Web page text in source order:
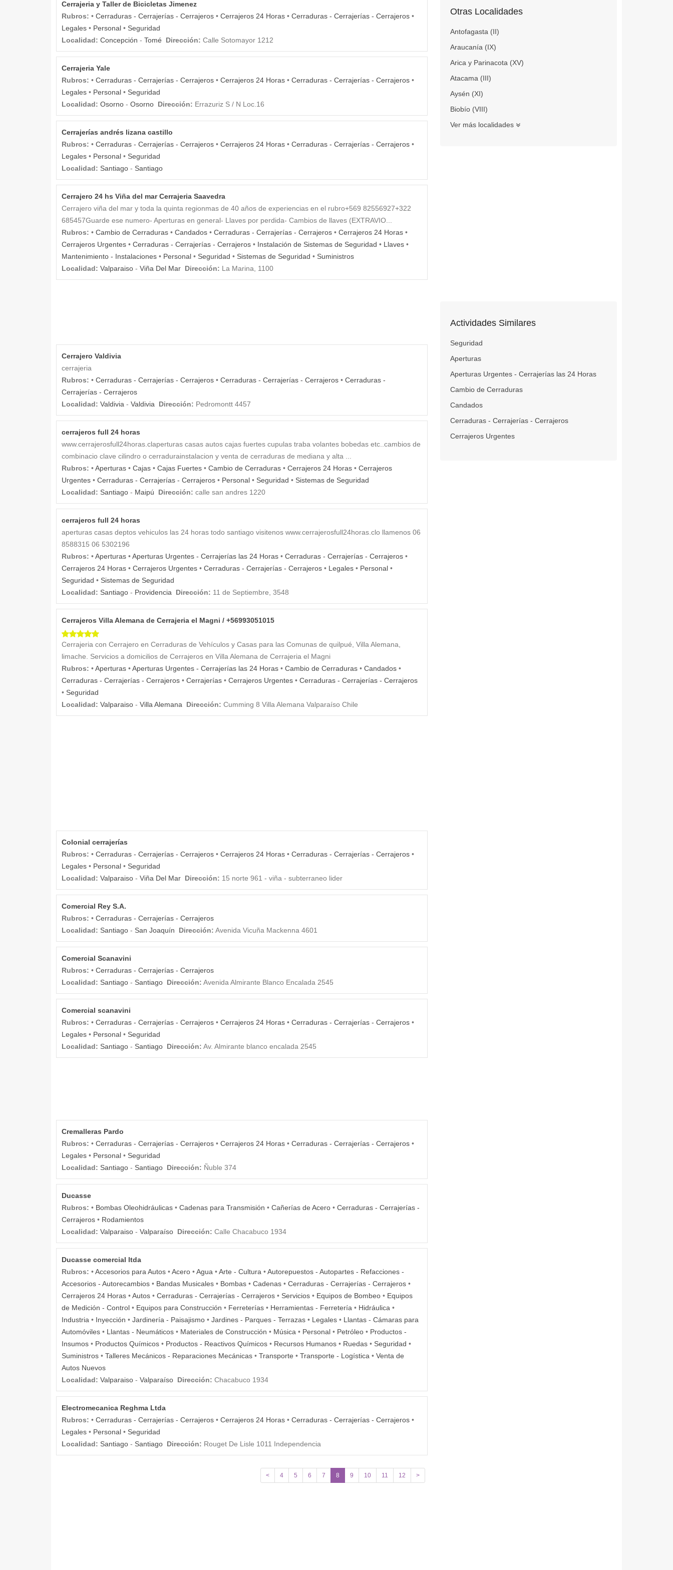
Cerrajeria y Taller de Bicicletas Jimenez
Rubros: • Cerraduras - Cerrajerías - Cerrajeros • Cerrajeros 24 Horas • Cerraduras - Cerrajerías - Cerrajeros •
Legales • Personal • Seguridad
Localidad: Concepción - Tomé Dirección: Calle Sotomayor 1212
Cerrajeria Yale
Rubros: • Cerraduras - Cerrajerías - Cerrajeros • Cerrajeros 24 Horas • Cerraduras - Cerrajerías - Cerrajeros •
Legales • Personal • Seguridad
Localidad: Osorno - Osorno Dirección: Errazuriz S / N Loc.16
Cerrajerías andrés lizana castillo
Rubros: • Cerraduras - Cerrajerías - Cerrajeros • Cerrajeros 24 Horas • Cerraduras - Cerrajerías - Cerrajeros •
Legales • Personal • Seguridad
Localidad: Santiago - Santiago
Cerrajero 24 hs Viña del mar Cerrajeria Saavedra
Cerrajero viña del mar y toda la quinta regionmas de 40 años de experiencias en el rubro+569 82556927+322
685457Guarde ese numero- Aperturas en general- Llaves por perdida- Cambios de llaves (EXTRAVIO...
Rubros: • Cambio de Cerraduras • Candados • Cerraduras - Cerrajerías - Cerrajeros • Cerrajeros 24 Horas •
Cerrajeros Urgentes • Cerraduras - Cerrajerías - Cerrajeros • Instalación de Sistemas de Seguridad • Llaves •
Mantenimiento - Instalaciones • Personal • Seguridad • Sistemas de Seguridad • Suministros
Localidad: Valparaiso - Viña Del Mar Dirección: La Marina, 1100
Cerrajero Valdivia
cerrajeria
Rubros: • Cerraduras - Cerrajerías - Cerrajeros • Cerraduras - Cerrajerías - Cerrajeros • Cerraduras -
Cerrajerías - Cerrajeros
Localidad: Valdivia - Valdivia Dirección: Pedromontt 4457
cerrajeros full 24 horas
www.cerrajerosfull24horas.claperturas casas autos cajas fuertes cupulas traba volantes bobedas etc..cambios de
combinacio clave cilindro o cerradurainstalacion y venta de cerraduras de mediana y alta ...
Rubros: •Aperturas • Cajas • Cajas Fuertes • Cambio de Cerraduras • Cerrajeros 24 Horas • Cerrajeros
Urgentes • Cerraduras - Cerrajerías - Cerrajeros • Personal • Seguridad • Sistemas de Seguridad
Localidad: Santiago - Maipú Dirección: calle san andres 1220
cerrajeros full 24 horas
aperturas casas deptos vehiculos las 24 horas todo santiago visitenos www.cerrajerosfull24horas.clo llamenos 06
8588315 06 5302196
Rubros: •Aperturas •Aperturas Urgentes - Cerrajerías las 24 Horas • Cerraduras - Cerrajerías - Cerrajeros •
Cerrajeros 24 Horas • Cerrajeros Urgentes • Cerraduras - Cerrajerías - Cerrajeros • Legales • Personal •
Seguridad • Sistemas de Seguridad
Localidad: Santiago - Providencia Dirección: 11 de Septiembre, 3548
Cerrajeros Villa Alemana de Cerrajeria el Magni / +56993051015
Cerrajeria con Cerrajero en Cerraduras de Vehículos y Casas para las Comunas de quilpué, Villa Alemana,
limache. Servicios a domicilios de Cerrajeros en Villa Alemana de Cerrajeria el Magni
Rubros: •Aperturas •Aperturas Urgentes - Cerrajerías las 24 Horas • Cambio de Cerraduras • Candados •
Cerraduras - Cerrajerías - Cerrajeros • Cerrajerías • Cerrajeros Urgentes • Cerraduras - Cerrajerías - Cerrajeros
• Seguridad
Localidad: Valparaiso - Villa Alemana Dirección: Cumming 8 Villa Alemana Valparaíso Chile
Colonial cerrajerías
Rubros: • Cerraduras - Cerrajerías - Cerrajeros • Cerrajeros 24 Horas • Cerraduras - Cerrajerías - Cerrajeros •
Legales • Personal • Seguridad
Localidad: Valparaiso - Viña Del Mar Dirección: 15 norte 961 - viña - subterraneo lider
Comercial Rey S.A.
Rubros: • Cerraduras - Cerrajerías - Cerrajeros
Localidad: Santiago - San Joaquín Dirección: Avenida Vicuña Mackenna 4601
Comercial Scanavini
Rubros: • Cerraduras - Cerrajerías - Cerrajeros
Localidad: Santiago - Santiago Dirección: Avenida Almirante Blanco Encalada 2545
Comercial scanavini
Rubros: • Cerraduras - Cerrajerías - Cerrajeros • Cerrajeros 24 Horas • Cerraduras - Cerrajerías - Cerrajeros •
Legales • Personal • Seguridad
Localidad: Santiago - Santiago Dirección: Av. Almirante blanco encalada 2545
Cremalleras Pardo
Rubros: • Cerraduras - Cerrajerías - Cerrajeros • Cerrajeros 24 Horas • Cerraduras - Cerrajerías - Cerrajeros •
Legales • Personal • Seguridad
Localidad: Santiago - Santiago Dirección: Ñuble 374
Ducasse
Rubros: • Bombas Oleohidráulicas • Cadenas para Transmisión • Cañerías de Acero • Cerraduras - Cerrajerías -
Cerrajeros • Rodamientos
Localidad: Valparaiso - Valparaíso Dirección: Calle Chacabuco 1934
Ducasse comercial ltda
Rubros: •Accesorios para Autos •Acero •Agua •Arte - Cultura •Autorepuestos - Autopartes - Refacciones -
Accesorios - Autorecambios • Bandas Musicales • Bombas • Cadenas • Cerraduras - Cerrajerías - Cerrajeros •
Cerrajeros 24 Horas •Autos • Cerraduras - Cerrajerías - Cerrajeros • Servicios • Equipos de Bombeo • Equipos
de Medición - Control • Equipos para Construcción • Ferreterías • Herramientas - Ferretería • Hidráulica •
Industria • Inyección • Jardinería - Paisajismo • Jardines - Parques - Terrazas • Legales • Llantas - Cámaras para
Automóviles • Llantas - Neumáticos • Materiales de Construcción • Música • Personal • Petróleo • Productos -
Insumos • Productos Químicos • Productos - Reactivos Químicos • Recursos Humanos • Ruedas • Seguridad •
Suministros • Talleres Mecánicos - Reparaciones Mecánicas • Transporte • Transporte - Logística • Venta de
Autos Nuevos
Localidad: Valparaiso - Valparaíso Dirección: Chacabuco 1934
Electromecanica Reghma Ltda
Rubros: • Cerraduras - Cerrajerías - Cerrajeros • Cerrajeros 24 Horas • Cerraduras - Cerrajerías - Cerrajeros •
Legales • Personal • Seguridad
Localidad: Santiago - Santiago Dirección: Rouget De Lisle 1011 Independencia
< 4 5 6 7 8 9 10 11 12 >
Otras Localidades
Antofagasta (II)
Araucanía (IX)
Arica y Parinacota (XV)
Atacama (III)
Aysén (XI)
Biobío (VIII)
Ver más localidades
Actividades Similares
Seguridad
Aperturas
Aperturas Urgentes - Cerrajerías las 24 Horas
Cambio de Cerraduras
Candados
Cerraduras - Cerrajerías - Cerrajeros
Cerrajeros Urgentes